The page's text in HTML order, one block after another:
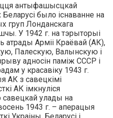
антыфашысцкай
было існаванне на
груп Лонданскага
У 1942 г. на тэрыторыі
атрады Арміі Краёвай (АК),
Палескую, Валынскую і
адносін паміж СССР і
у красавіку 1943 г.
АК з савецкімі
АК імкнуліся
савецкай улады на
1943 г. – аперацыя
Украіны, Беларусі і